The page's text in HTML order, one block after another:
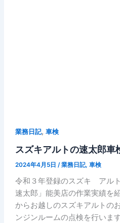
業務日記, 車検
スズキアルトの速太郎
2024年4月5日 /業務日記, 車検
令和３年登録のスズキ アル
速太郎」能美店の作業実績を
からお越しのスズキアルトの
ンジンルームの点検を行いま